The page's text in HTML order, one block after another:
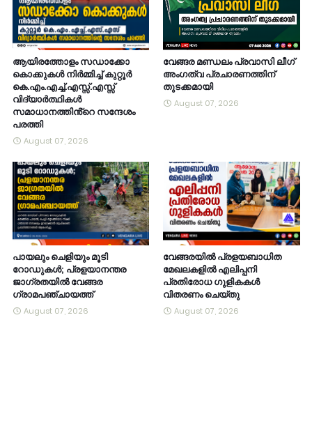
ആയിരത്തോളം സഡാക്കോ
കൊക്കുകൾ നിർമ്മിച്ച് കുറ്റൂർ
കെ.എം.എച്ച്.എസ്സ്.എസ്സ്
വിദ്യാർത്ഥികൾ
സമാധാനത്തിൻ്റെ സന്ദേശം
പരത്തി
August 07, 2026
വേങ്ങര മണ്ഡലം പ്രവാസി ലീഗ്
അംഗത്വ പ്രചാരണത്തിന്
തുടക്കമായി
August 07, 2026
പായലും ചെളിയും മൂടി
റോഡുകൾ; പ്രളയാനന്തര
ജാഗ്രതയിൽ വേങ്ങര
ഗ്രാമപഞ്ചായത്ത്
August 07, 2026
വേങ്ങരയിൽ പ്രളയബാധിത
മേഖലകളിൽ എലിപ്പനി
പ്രതിരോധ ഗുളികകൾ
വിതരണം ചെയ്തു
August 07, 2026